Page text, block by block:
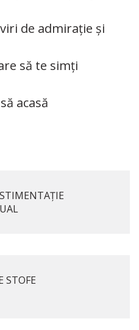
de admirație și
să te simți
acasă
STOFE